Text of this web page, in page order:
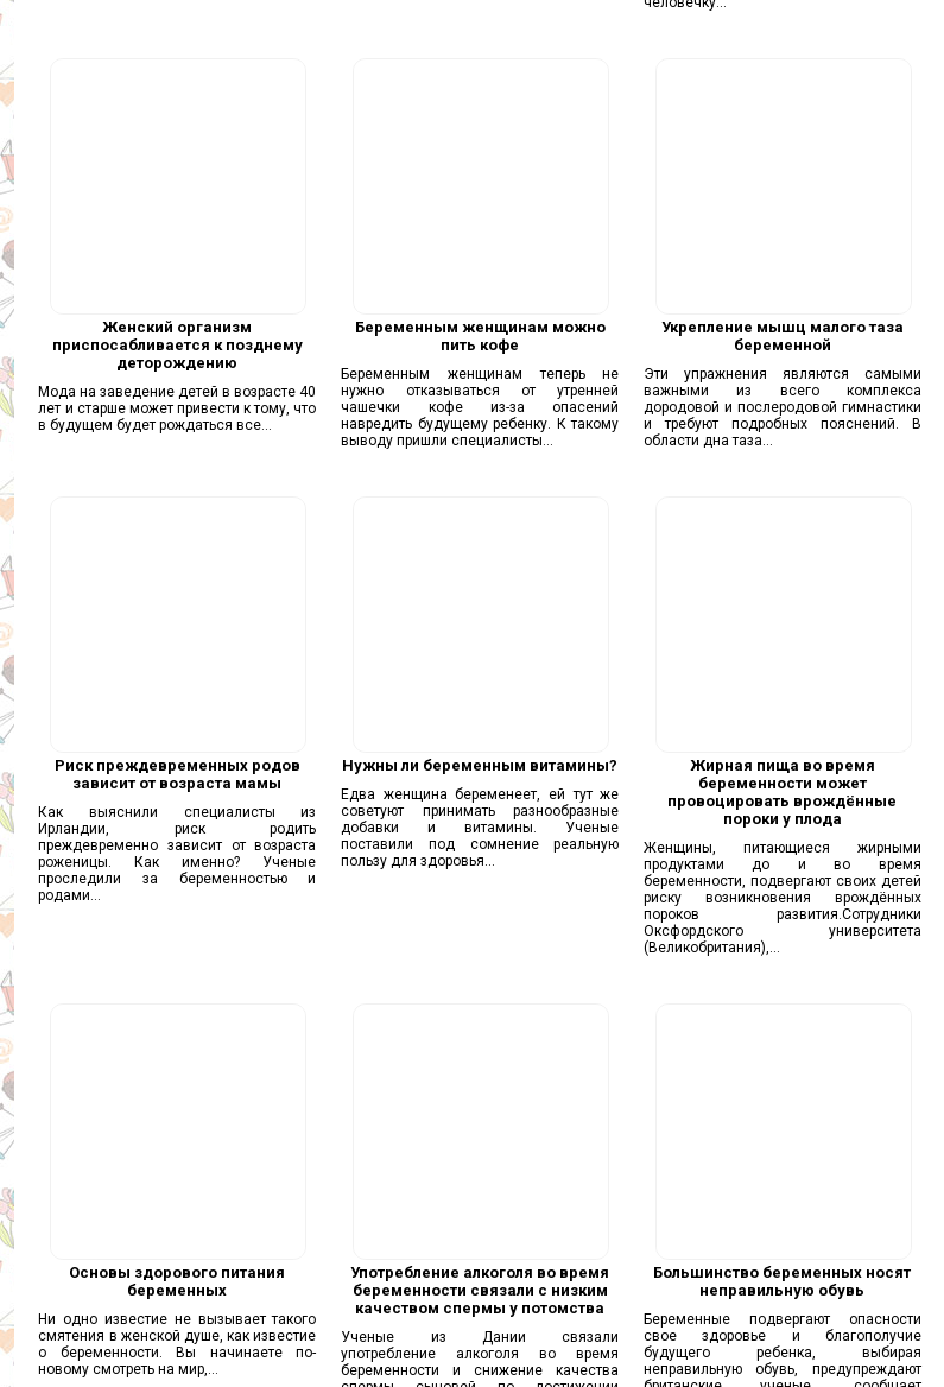
Женский организм
приспосабливается к позднему
деторождению
Мода на заведение детей в возрасте 40
лет и старше может привести к тому, что
в будущем будет рождаться все...
Беременным женщинам можно
пить кофе
Беременным женщинам теперь не
нужно отказываться от утренней
чашечки кофе из-за опасений
навредить будущему ребенку. К такому
выводу пришли специалисты...
Укрепление мышц малого таза
беременной
Эти упражнения являются самыми
важными из всего комплекса
дородовой и послеродовой гимнастики
и требуют подробных пояснений. В
области дна таза...
Риск преждевременных родов
зависит от возраста мамы
Как выяснили специалисты из
Ирландии, риск родить
преждевременно зависит от возраста
роженицы. Как именно? Ученые
проследили за беременностью и
родами...
Нужны ли беременным витамины?
Едва женщина беременеет, ей тут же
советуют принимать разнообразные
добавки и витамины. Ученые
поставили под сомнение реальную
пользу для здоровья...
Жирная пища во время
беременности может
провоцировать врождённые
пороки у плода
Женщины, питающиеся жирными
продуктами до и во время
беременности, подвергают своих детей
риску возникновения врождённых
пороков развития.Сотрудники
Оксфордского университета
(Великобритания),...
Основы здорового питания
беременных
Ни одно известие не вызывает такого
смятения в женской душе, как известие
о беременности. Вы начинаете по-
новому смотреть на мир,...
Употребление алкоголя во время
беременности связали с низким
качеством спермы у потомства
Ученые из Дании связали
употребление алкоголя во время
беременности и снижение качества
Большинство беременных носят
неправильную обувь
Беременные подвергают опасности
свое здоровье и благополучие
будущего ребенка, выбирая
неправильную обувь, предупреждают